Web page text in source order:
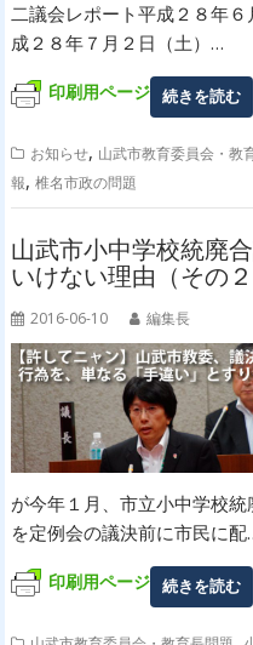
二議会レポート平成２８年
成２８年７月２日（土）…
印刷用ページ 続きを読む
お知らせ, 山武市教育委員会・教
報,椎名市政の問題
山武市小中学校統廃
いけない理由（その２
2016-06-10 編集長
が今年１月、市立小中学校
を定例会の議決前に市民に配
印刷用ページ 続きを読む